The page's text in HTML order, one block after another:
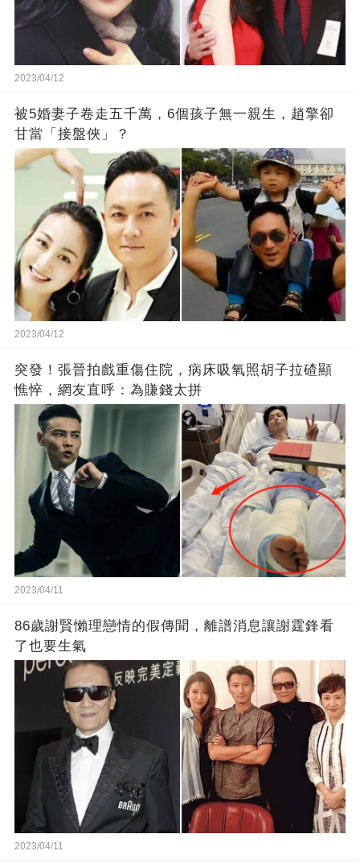
2023/04/12
被5婚妻子卷走五千萬，6個孩子無一親生，趙擎卻
甘當「接盤俠」？
2023/04/12
突發！張晉拍戲重傷住院，病床吸氧照胡子拉碴顯
憔悴，網友直呼：為賺錢太拼
2023/04/11
86歲謝賢懶理戀情的假傳聞，離譜消息讓謝霆鋒看
了也要生氣
2023/04/11